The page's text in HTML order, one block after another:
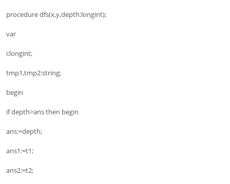
procedure dfs(x,y,depth:longint);
var
i:longint;
tmp1,tmp2:string;
begin
if depth>ans then begin
ans:=depth;
ans1:=t1;
ans2:=t2;